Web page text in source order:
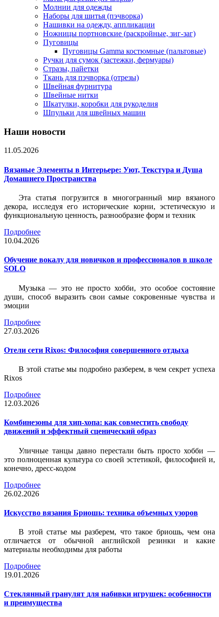
Молнии для одежды
Наборы для шитья (пэчворка)
Нашивки на одежду, аппликации
Ножницы портновские (раскройные, зиг-заг)
Пуговицы
Пуговицы Gamma костюмные (пальтовые)
Ручки для сумок (застежки, фермуары)
Стразы, пайетки
Ткань для пэчворка (отрезы)
Швейная фурнитура
Швейные нитки
Шкатулки, коробки для рукоделия
Шпульки для швейных машин
Наши новости
11.05.2026
Вязаные Элементы в Интерьере: Уют, Текстура и Душа
Домашнего Пространства
Эта статья погрузится в многогранный мир вязаного
декора, исследуя его исторические корни, эстетическую и
функциональную ценность, разнообразие форм и техник
Подробнее
10.04.2026
Обучение вокалу для новичков и профессионалов в школе
SOLO
Музыка — это не просто хобби, это особое состояние
души, способ выразить свои самые сокровенные чувства и
эмоции
Подробнее
27.03.2026
Отели сети Rixos: Философия совершенного отдыха
В этой статье мы подробно разберем, в чем секрет успеха
Rixos
Подробнее
12.03.2026
Комбинезоны для хип-хопа: как совместить свободу
движений и эффектный сценический образ
Уличные танцы давно перестали быть просто хобби —
это полноценная культура со своей эстетикой, философией и,
конечно, дресс-кодом
Подробнее
26.02.2026
Искусство вязания Бриошь: техника объемных узоров
В этой статье мы разберем, что такое бриошь, чем она
отличается от обычной английской резинки и какие
материалы необходимы для работы
Подробнее
19.01.2026
Стеклянный гранулят для набивки игрушек: особенности
и преимущества